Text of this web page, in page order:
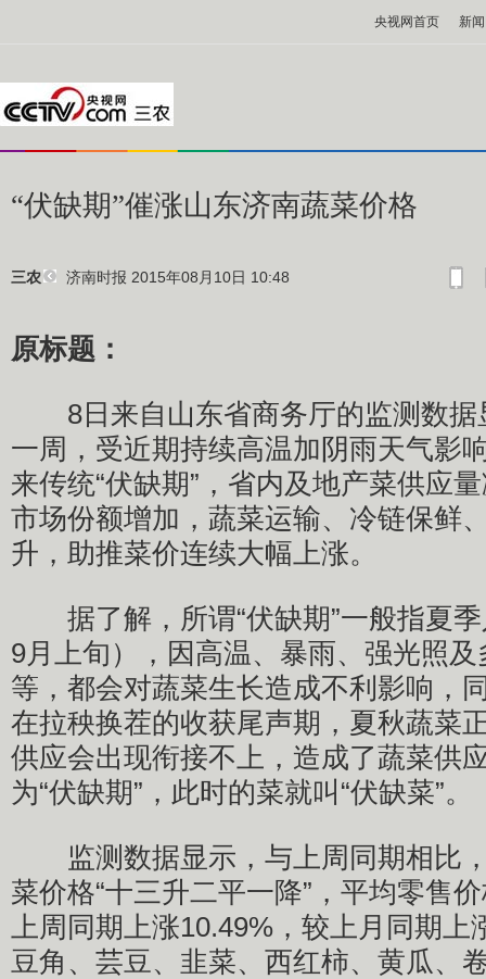
央视网首页 新闻
“伏缺期”催涨山东济南蔬菜价格
三农 济南时报 2015年08月10日 10:48
原标题：
8日来自山东省商务厅的监测数据
一周，受近期持续高温加阴雨天气影
来传统“伏缺期”，省内及地产菜供应
市场份额增加，蔬菜运输、冷链保鲜
升，助推菜价连续大幅上涨。
据了解，所谓“伏缺期”一般指夏季
9月上旬），因高温、暴雨、强光照
等，都会对蔬菜生长造成不利影响，
在拉秧换茬的收获尾声期，夏秋蔬菜
供应会出现衔接不上，造成了蔬菜供
为“伏缺期”，此时的菜就叫“伏缺菜”。
监测数据显示，与上周同期相比
菜价格“十三升二平一降”，平均零售
上周同期上涨10.49%，较上月同期上
豆角、芸豆、韭菜、西红柿、黄瓜、